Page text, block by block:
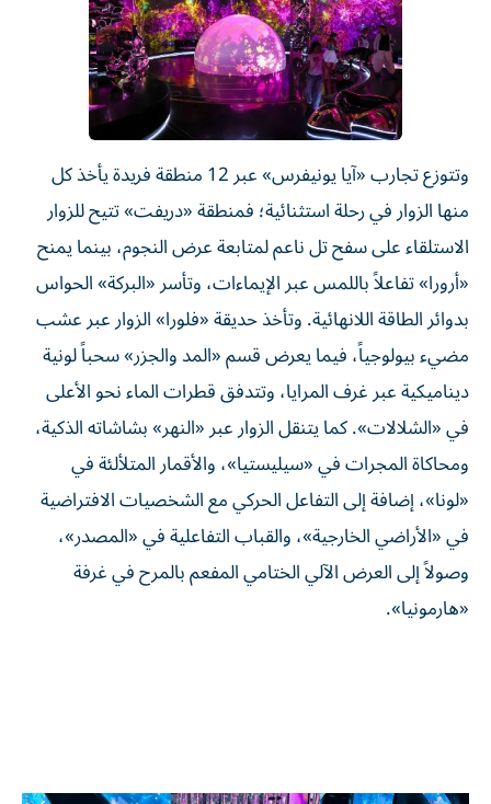
وتتوزع تجارب «آيا يونيفرس» عبر 12 منطقة فريدة يأخذ كل
منها الزوار في رحلة استثنائية؛ فمنطقة «دريفت» تتيح للزوار
الاستلقاء على سفح تل ناعم لمتابعة عرض النجوم، بينما يمنح
«أرورا» تفاعلاً باللمس عبر الإيماءات، وتأسر «البركة» الحواس
بدوائر الطاقة اللانهائية. وتأخذ حديقة «فلورا» الزوار عبر عشب
مضيء بيولوجياً، فيما يعرض قسم «المد والجزر» سحباً لونية
ديناميكية عبر غرف المرايا، وتتدفق قطرات الماء نحو الأعلى
في «الشلالات». كما يتنقل الزوار عبر «النهر» بشاشاته الذكية،
ومحاكاة المجرات في «سيليستيا»، والأقمار المتلألئة في
«لونا»، إضافة إلى التفاعل الحركي مع الشخصيات الافتراضية
في «الأراضي الخارجية»، والقباب التفاعلية في «المصدر»،
وصولاً إلى العرض الآلي الختامي المفعم بالمرح في غرفة
«هارمونيا».